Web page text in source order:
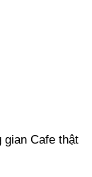
gian Cafe thật